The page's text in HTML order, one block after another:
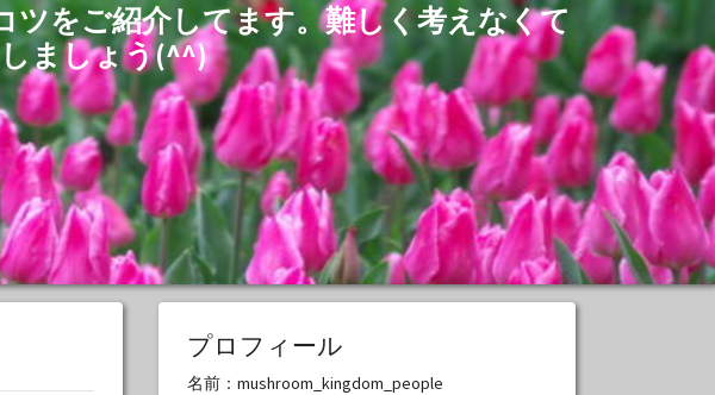
ツをご紹介してます。難しく考えなくて
ましょう(^^)
プロフィール
名前：mushroom_kingdom_people